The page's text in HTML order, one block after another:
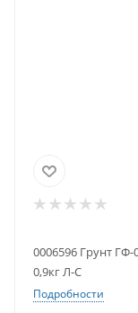
0006596 Грунт
0,9кг Л-С
Подробности